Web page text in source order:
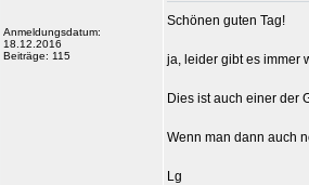
Anmeldungsdatum:
18.12.2016
Beiträge: 115
Schönen guten Tag!
ja, leider gibt es immer
Dies ist auch einer der
Wenn man dann auch
Lg